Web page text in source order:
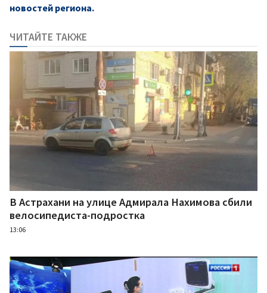
новостей региона.
ЧИТАЙТЕ ТАКЖЕ
В Астрахани на улице Адмирала Нахимова сбили
велосипедиста-подростка
13:06